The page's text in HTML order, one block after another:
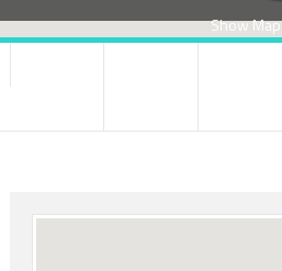
Show Map